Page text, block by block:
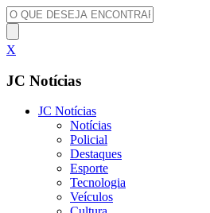
X
JC Notícias
JC Notícias
Notícias
Policial
Destaques
Esporte
Tecnologia
Veículos